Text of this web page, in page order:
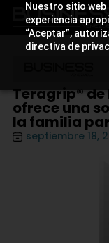
Nuestro sitio
experiencia
“Aceptar”,
directiva de
Teragrip®
ofrece una
la familia
septiembre 18,